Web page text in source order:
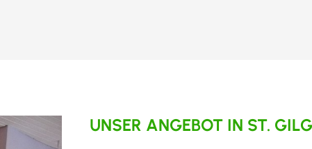
UNSER ANGEBOT IN ST.